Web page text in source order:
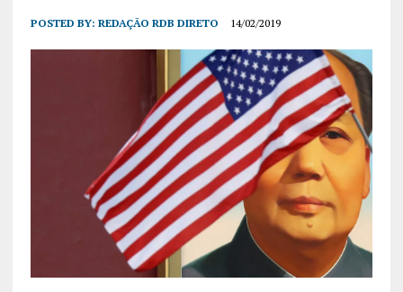
POSTED BY: REDAÇÃO RDB DIRETO 14/02/2019